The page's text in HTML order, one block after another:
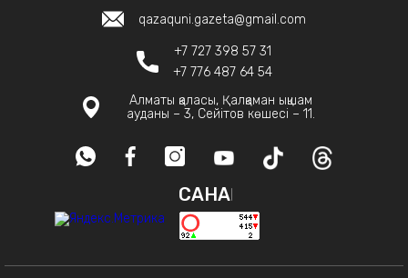
qazaquni.gazeta@gmail.com
+7 727 398 57 31
+7 776 487 64 54
Алматы қаласы, Қалқаман ықшам
ауданы – 3, Сейітов көшесі – 11.
САНАҚ